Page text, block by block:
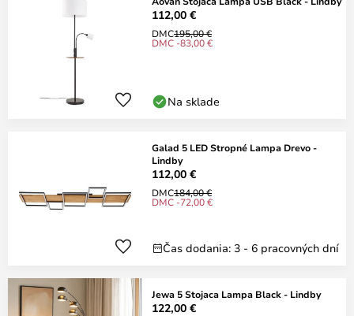
112,00 €
DMC195,00 €
DMC -83,00 €
Na sklade
Galad 5 LED Stropné Lampa Drevo -
Lindby
112,00 €
DMC184,00 €
DMC -72,00 €
Čas dodania: 3 - 6 pracovných dní
Jewa 5 Stojaca Lampa Black - Lindby
122,00 €